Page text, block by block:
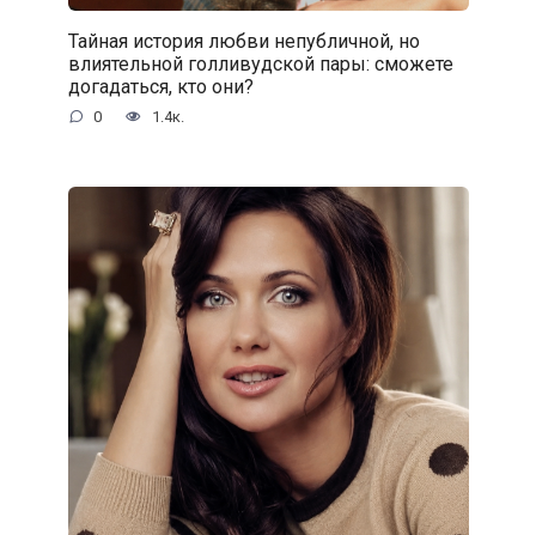
Тайная история любви непубличной, но
влиятельной голливудской пары: сможете
догадаться, кто они?
0 1.4к.